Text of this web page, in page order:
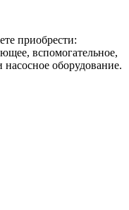
приобрести:
вспомогательное,
оборудование.